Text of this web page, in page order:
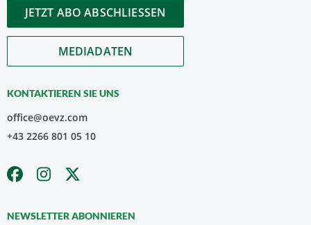
JETZT ABO ABSCHLIESSEN
MEDIADATEN
KONTAKTIEREN SIE UNS
office@oevz.com
+43 2266 801 05 10
NEWSLETTER ABONNIEREN